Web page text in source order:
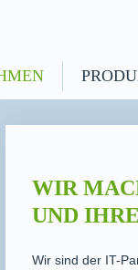
WIR
UND
Wir sind der IT-